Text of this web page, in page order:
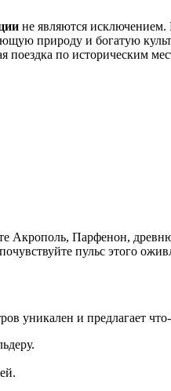
не являются
природу и богатую
поездка по историческим
Акрополь, Парфенон,
пульс этого
уникален и предлагает